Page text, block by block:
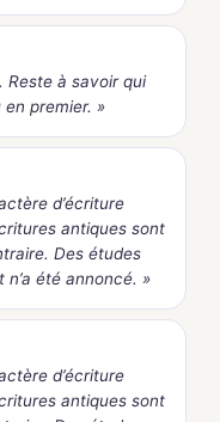
Reste à savoir qui
premier. »
d’écriture
antiques sont
Des études
été annoncé. »
d’écriture
antiques sont